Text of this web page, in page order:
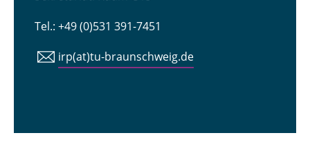
Tel.: +49 (0)531 391-7451
irp(at)tu-braunschweig.de